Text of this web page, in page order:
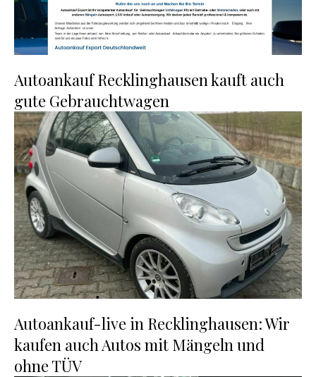
Autoankauf Recklinghausen kauft auch
gute Gebrauchtwagen
Autoankauf-live in Recklinghausen: Wir
kaufen auch Autos mit Mängeln und
ohne TÜV